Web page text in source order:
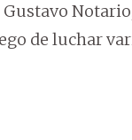
de luchar